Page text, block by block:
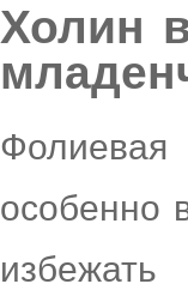
Холин
Фолиевая
особенно